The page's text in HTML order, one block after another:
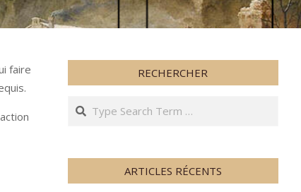
faire
RECHERCHER
Search
ARTICLES RÉCENTS